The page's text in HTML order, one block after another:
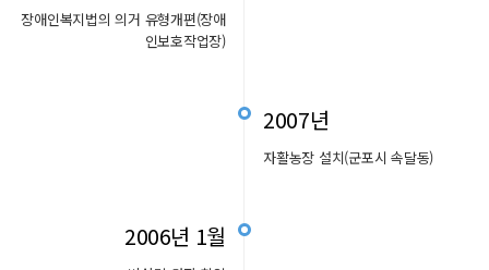
장애인복지법의 의거 유형개편(장애
인보호작업장)
2007년
자활농장 설치(군포시 속달동)
2006년 1월